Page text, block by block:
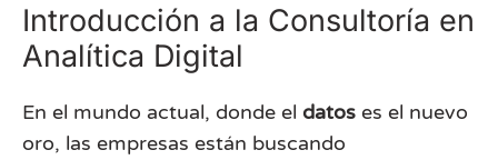
Introducción a la Consultoría en
Analítica Digital
En el mundo actual, donde el datos es el nuevo
oro, las empresas están buscando